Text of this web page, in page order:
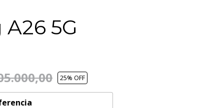
5G
25% OFF